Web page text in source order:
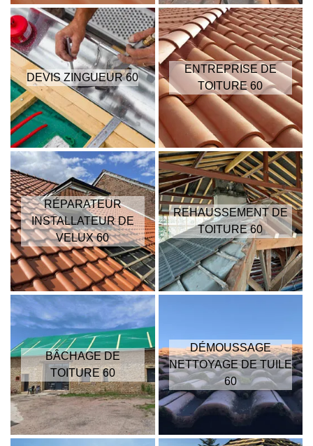
DEVIS ZINGUEUR 60
ENTREPRISE DE
TOITURE 60
RÉPARATEUR
INSTALLATEUR DE
VELUX 60
REHAUSSEMENT DE
TOITURE 60
BÂCHAGE DE
TOITURE 60
DÉMOUSSAGE
NETTOYAGE DE TUILE
60